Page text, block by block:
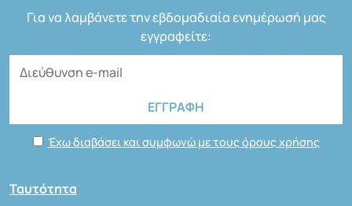
Για να λαμβάνετε την εβδομαδιαία ενημέρωσή μας
εγγραφείτε:
Έχω διαβάσει και συμφωνώ με τους όρους χρήσης
Ταυτότητα